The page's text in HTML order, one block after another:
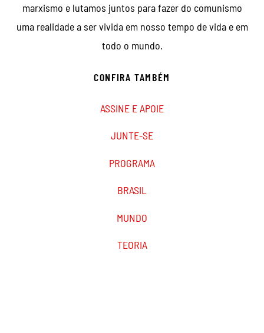
marxismo e lutamos juntos para fazer do comunismo
uma realidade a ser vivida em nosso tempo de vida e em
todo o mundo.
CONFIRA TAMBÉM
ASSINE E APOIE
JUNTE-SE
PROGRAMA
BRASIL
MUNDO
TEORIA